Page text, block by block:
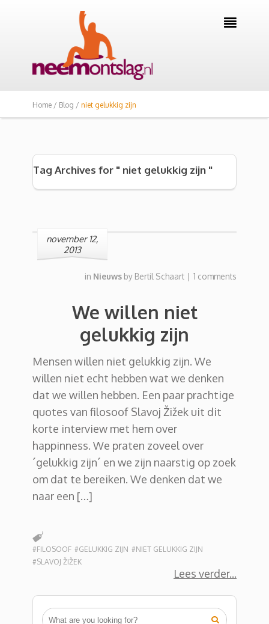

Home / Blog / niet gelukkig zijn
Tag Archives for " niet gelukkig zijn "
november 12,
2013
in Nieuws by Bertil Schaart | 1 comments
We willen niet
gelukkig zijn
Mensen willen niet gelukkig zijn. We
willen niet echt hebben wat we denken
dat we willen hebben. Een paar prachtige
quotes van filosoof Slavoj Žižek uit dit
korte interview met hem over
happinness. We praten zoveel over
´gelukkig zijn´ en we zijn naarstig op zoek
om dat te bereiken. We denken dat we
naar een […]
Lees verder
#FILOSOOF #GELUKKIG ZIJN #NIET GELUKKIG ZIJN
#SLAVOJ ŽIŽEK
